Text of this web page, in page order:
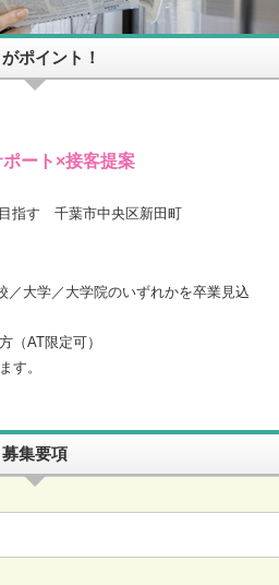
ポイント！
ポート×接客提案
指す 千葉市中央区新田町
／大学／大学院のいずれかを卒業見込
（AT限定可）
す。
募集要項